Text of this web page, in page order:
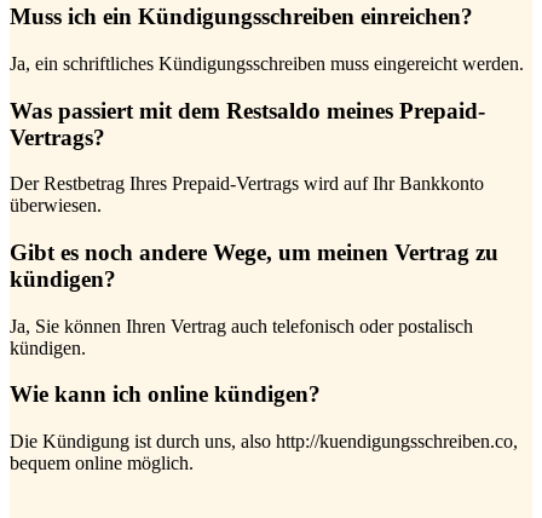
Muss ich ein Kündigungsschreiben einreichen?
Ja, ein schriftliches Kündigungsschreiben muss eingereicht werden.
Was passiert mit dem Restsaldo meines Prepaid-
Vertrags?
Der Restbetrag Ihres Prepaid-Vertrags wird auf Ihr Bankkonto
überwiesen.
Gibt es noch andere Wege, um meinen Vertrag zu
kündigen?
Ja, Sie können Ihren Vertrag auch telefonisch oder postalisch
kündigen.
Wie kann ich online kündigen?
Die Kündigung ist durch uns, also http://kuendigungsschreiben.co,
bequem online möglich.